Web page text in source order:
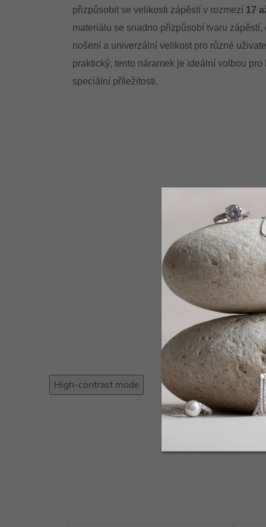
přizpůsobit se velikosti zápěstí v rozmezí 17
materiálu se snadno přizpůsobí tvaru
nošení a univerzální velikost pro různé
praktický, tento náramek je ideální volbou
speciální příležitosti.
High-contrast mode